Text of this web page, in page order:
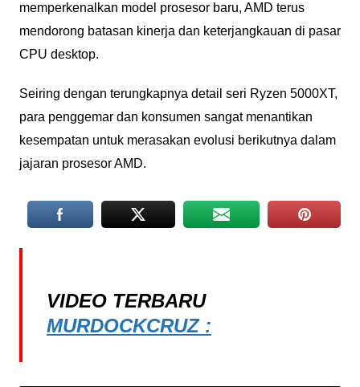
memperkenalkan model prosesor baru, AMD terus
mendorong batasan kinerja dan keterjangkauan di pasar
CPU desktop.
Seiring dengan terungkapnya detail seri Ryzen 5000XT,
para penggemar dan konsumen sangat menantikan
kesempatan untuk merasakan evolusi berikutnya dalam
jajaran prosesor AMD.
VIDEO TERBARU
MURDOCKCRUZ :